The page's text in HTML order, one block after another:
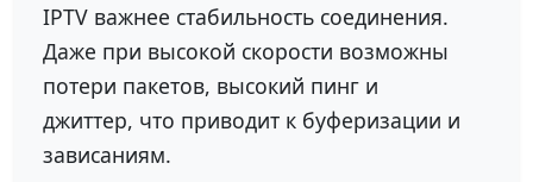
IPTV важнее стабильность соединения.
Даже при высокой скорости возможны
потери пакетов, высокий пинг и
джиттер, что приводит к буферизации и
зависаниям.